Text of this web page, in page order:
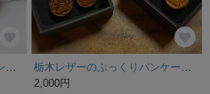
2,000円